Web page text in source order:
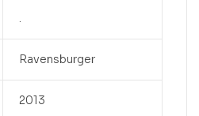
.
Ravensburger
2013